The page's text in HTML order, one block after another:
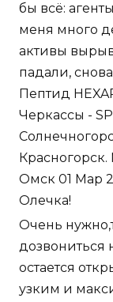
бы всё:
меня много
активы
падали,
Пептид
Черкассы -
Омск 01 Мар
Олечка!
Очень
дозвониться
остается
узким и